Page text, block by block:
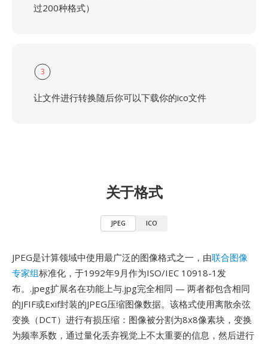
过200种格式）
3
让文件进行转换随后你可以下载你的ico文件
关于格式
JPEG ICO
JPEG是计算领域中使用最广泛的图像格式之一，由联合图像
专家组标准化，于1992年9月作为ISO/IEC 10918-1发
布。.jpeg扩展名在功能上与.jpg完全相同 — 两者都包含相同
的JFIF或Exif封装的JPEG压缩图像数据。该格式使用离散余弦
变换（DCT）进行有损压缩：图像被分割为8x8像素块，变换
为频率系数，通过量化丢弃视觉上不太重要的信息，然后进行